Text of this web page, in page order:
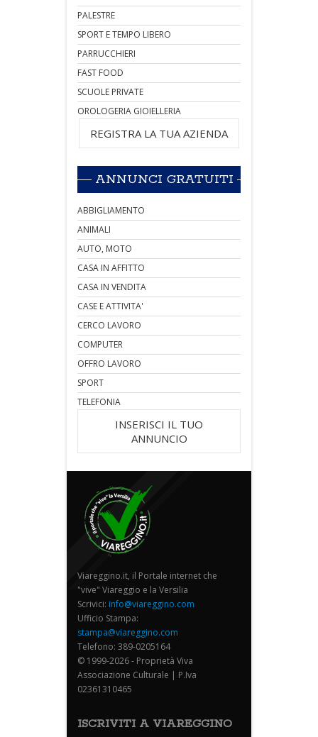
PALESTRE
SPORT E TEMPO LIBERO
PARRUCCHIERI
FAST FOOD
SCUOLE PRIVATE
OROLOGERIA GIOIELLERIA
REGISTRA LA TUA AZIENDA
ANNUNCI GRATUITI
ABBIGLIAMENTO
ANIMALI
AUTO, MOTO
CASA IN AFFITTO
CASA IN VENDITA
CASE E ATTIVITA'
CERCO LAVORO
COMPUTER
OFFRO LAVORO
SPORT
TELEFONIA
INSERISCI IL TUO
ANNUNCIO
Viareggino.it, il Portale internet che
"vive" Viareggio e la Versilia
Scrivici: info@viareggino.com
Ufficio Stampa:
stampa@viareggino.com
Telefono: 389-0205164
© 1999-2026 - Proprietà Viva
Associazione Culturale | P.Iva
02361310465
ISCRIVITI A VIAREGGINO